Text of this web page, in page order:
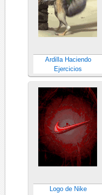
Ardilla Haciendo
Ejercicios
Logo de Nike